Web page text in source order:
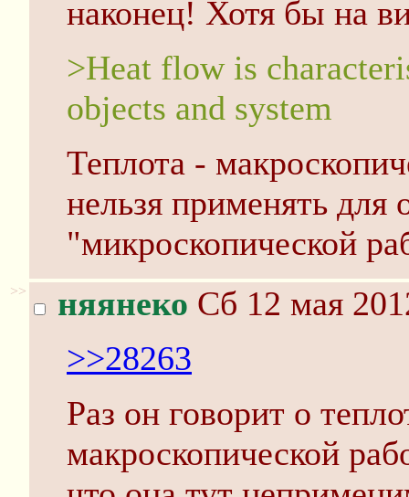
наконец! Хотя бы на
>Heat flow is
objects and system
Теплота -
нельзя применять для
"микроскопической
>> няянеко Сб 12 мая
>>28263
Раз он говорит о
макроскопической